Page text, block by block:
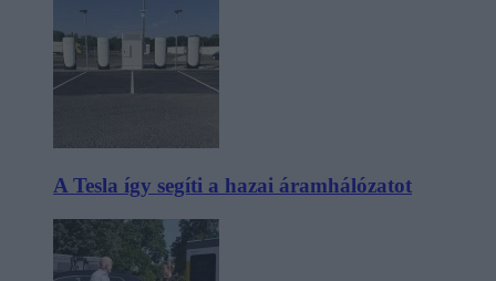
A Tesla így segíti a hazai áramhálózatot